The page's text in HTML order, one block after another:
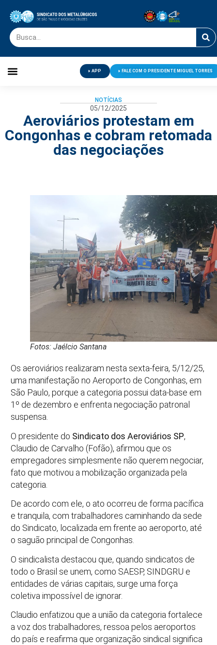
APP FALE COM O PRESIDENTE MIGUEL TORRES
NOTÍCIAS
05/12/2025
Aeroviários protestam em
Congonhas e cobram retomada
das negociações
Fotos: Jaélcio Santana
Os aeroviários realizaram nesta sexta-feira, 5/12/25,
uma manifestação no Aeroporto de Congonhas, em
São Paulo, porque a categoria possui data-base em
1º de dezembro e enfrenta negociação patronal
suspensa.
O presidente do Sindicato dos Aeroviários SP,
Claudio de Carvalho (Fofão), afirmou que os
empregadores simplesmente não querem negociar,
fato que motivou a mobilização organizada pela
categoria.
De acordo com ele, o ato ocorreu de forma pacífica
e tranquila, com trabalhadores caminhando da sede
do Sindicato, localizada em frente ao aeroporto, até
o saguão principal de Congonhas.
O sindicalista destacou que, quando sindicatos de
todo o Brasil se unem, como SAESP, SINDGRU e
entidades de várias capitais, surge uma força
coletiva impossível de ignorar.
Claudio enfatizou que a união da categoria fortalece
a voz dos trabalhadores, ressoa pelos aeroportos
do país e reafirma que organização sindical significa